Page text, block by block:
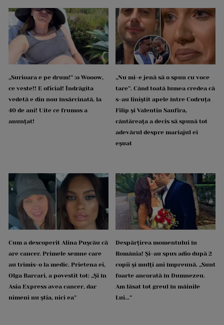
„Surioara e pe drum!” :o Wooow,
ce veste!! E oficial! Îndrăgita
vedetă e din nou însărcinată, la
40 de ani! Uite ce frumos a
anunțat!
„Nu mi-e jenă să o spun cu voce
tare”. Când toată lumea credea că
s-au liniștit apele între Codruța
Filip și Valentin Sanfira,
cântăreața a decis să spună tot
adevărul despre mariajul ei
eșuat
Cum a descoperit Alina Pușcău că
are cancer. Primele semne care
au trimis-o la medic. Prietena ei,
Olga Barcari, a povestit tot: „Și în
Asia Express avea cancer, dar
nimeni nu știa, nici ea”
Despărțirea momentului în
România! Și-au spus adio după 2
copii și mulți ani împreună. „Sunt
foarte ancorată în Dumnezeu.
Am lăsat tot greul în mâinile
Lui...”